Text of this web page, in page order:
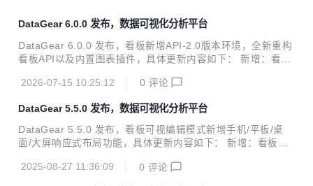
DataGear 6.0.0 发布，数据可视化分析平台
DataGear 6.0.0 发布，看板新增API-2.0版本环境，全新重构
看板API以及内置图表插件，具体更新内容如下： 新增：看板
新增：看板设计页面源码编辑模式新增【替换】功能； 新增：
功能； 新增：数据集参数新增整数、对象类型支持； 新增：
数据集字段新增对象类型支持； 新增：数据集内置参数新
增"DG_DATETIME"、"DG_DATE"，用于获取系统当前日期
改进：图表插件选择页面【未分类】单独列出，便于快速选取
2026-07-15 10:25:12 0 评论
DataGear 5.5.0 发布，数据可视化分析平台
DataGear 5.5.0 发布，看板可视编辑模式新增手机/平板/桌
面/大屏响应式布局功能，具体更新内容如下： 新增：看板可
板/桌面/大屏的数据看板； 新增：内置图表选项新增builtinSet
2025-08-27 11:36:09 0 评论